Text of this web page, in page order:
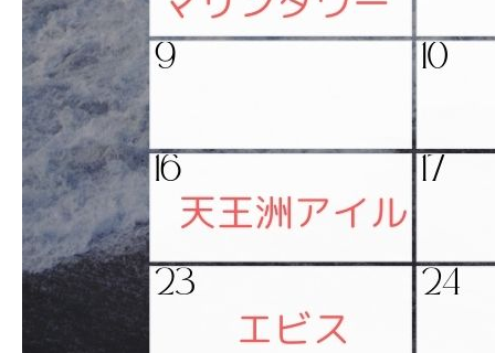
おうさまペッパー6月の出
店情報